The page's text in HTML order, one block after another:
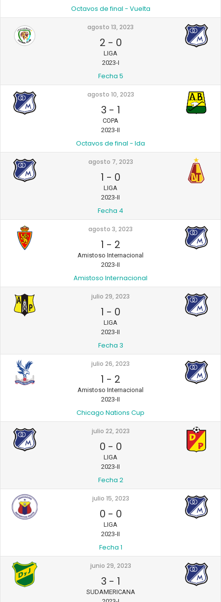
Octavos de final - Vuelta
agosto 13, 2023
2 - 0
LIGA
2023-I
Fecha 5
agosto 10, 2023
3 - 1
COPA
2023-II
Octavos de final - Ida
agosto 7, 2023
1 - 0
LIGA
2023-II
Fecha 4
agosto 3, 2023
1 - 2
Amistoso Internacional
2023-II
Amistoso Internacional
julio 29, 2023
1 - 0
LIGA
2023-II
Fecha 3
julio 26, 2023
1 - 2
Amistoso Internacional
2023-II
Chicago Nations Cup
julio 22, 2023
0 - 0
LIGA
2023-II
Fecha 2
julio 15, 2023
0 - 0
LIGA
2023-II
Fecha 1
junio 29, 2023
3 - 1
SUDAMERICANA